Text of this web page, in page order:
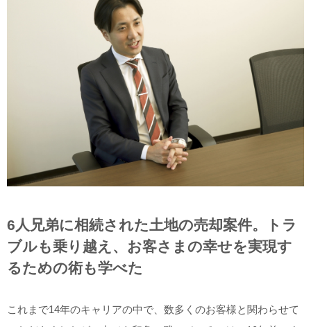
6人兄弟に相続された土地の売却案件。トラ
ブルも乗り越え、お客さまの幸せを実現す
るための術も学べた
これまで14年のキャリアの中で、数多くのお客様と関わらせて